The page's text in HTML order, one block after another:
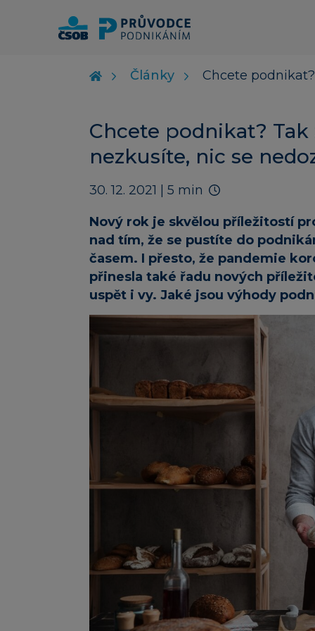
Články Chcete
Chcete podnikat?
nezkusíte, nic se
30. 12. 2021 | 5 min
Nový rok je skvělou příležitostí
nad tím, že se pustíte do
časem. I přesto, že pandemie
přinesla také řadu nových
uspět i vy. Jaké jsou výhody